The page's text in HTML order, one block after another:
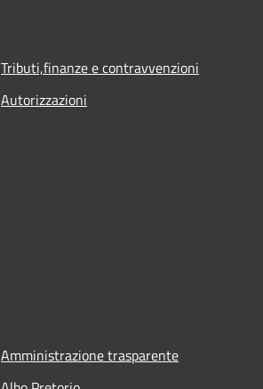
Tributi,finanze e contravvenzioni
Autorizzazioni
Amministrazione trasparente